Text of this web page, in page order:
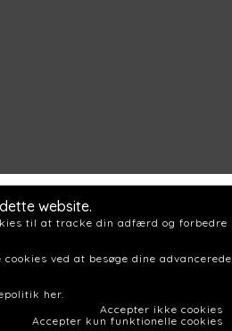
website.
til at tracke din adfærd og forbedre
ved at besøge dine advancerede
her.
Accepter ikke cookies
Accepter kun funktionelle cookies